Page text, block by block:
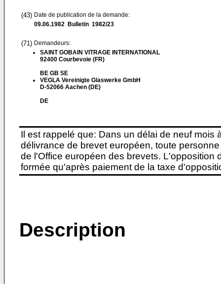
(43) Date de publication de la demande:
09.06.1982 Bulletin 1982/23
(71) Demandeurs:
SAINT GOBAIN VITRAGE INTERNATIONAL
92400 Courbevoie (FR)
BE GB SE
VEGLA Vereinigte Glaswerke GmbH
D-52066 Aachen (DE)
DE
Il est rappelé que: Dans un délai de neuf
délivrance de brevet européen, toute
de l'Office européen des brevets. L'opposition
formée qu'après paiement de la taxe
Description